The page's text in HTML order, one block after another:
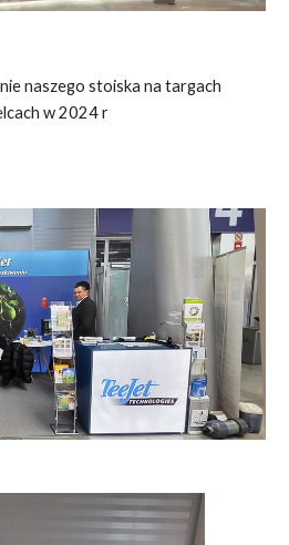
naszego stoiska na targach
w 2024r